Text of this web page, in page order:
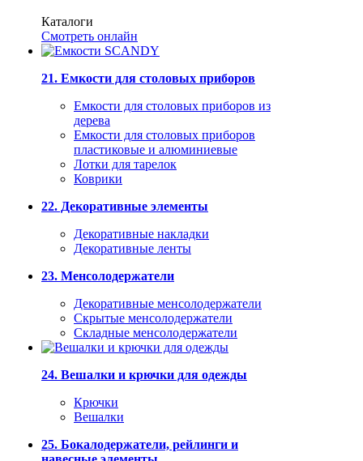
Каталоги
Смотреть онлайн
21. Емкости для столовых приборов
Емкости для столовых приборов из
дерева
Емкости для столовых приборов
пластиковые и алюминиевые
Лотки для тарелок
Коврики
22. Декоративные элементы
Декоративные накладки
Декоративные ленты
23. Менсолодержатели
Декоративные менсолодержатели
Скрытые менсолодержатели
Складные менсолодержатели
24. Вешалки и крючки для одежды
Крючки
Вешалки
25. Бокалодержатели, рейлинги и